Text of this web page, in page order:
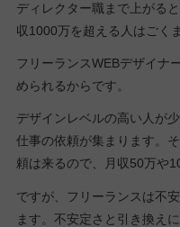
ディレクター職まで上がる
収1000万を超える人はごく
フリーランスWEBデザイナ
められるからです。
デザインレベルの高い人が
仕事の依頼が集まります。
頼は来るので、月収50万や
ですが、フリーランスは不
ます。不安定さと引き換え